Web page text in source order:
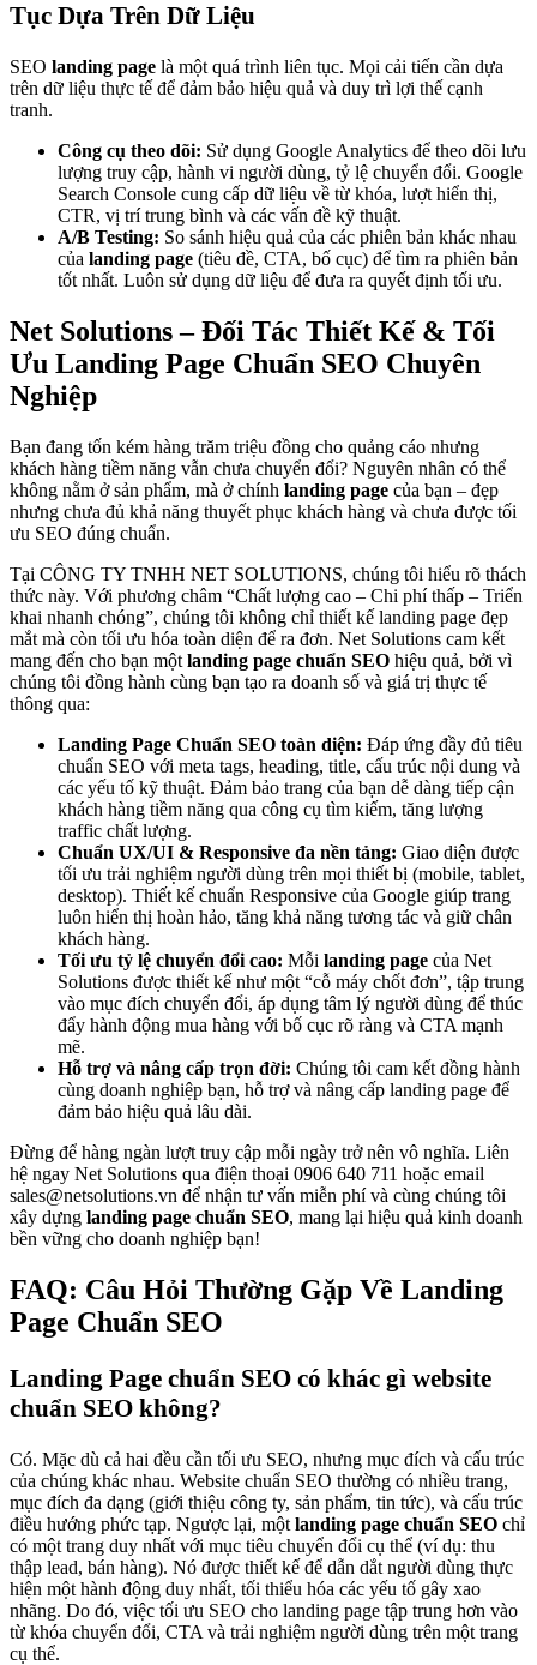
Tục Dựa Trên Dữ Liệu
SEO landing page là một quá trình liên tục. Mọi cải tiến cần dựa
trên dữ liệu thực tế để đảm bảo hiệu quả và duy trì lợi thế cạnh
tranh.
Công cụ theo dõi: Sử dụng Google Analytics để theo dõi lưu
lượng truy cập, hành vi người dùng, tỷ lệ chuyển đổi. Google
Search Console cung cấp dữ liệu về từ khóa, lượt hiển thị,
CTR, vị trí trung bình và các vấn đề kỹ thuật.
A/B Testing: So sánh hiệu quả của các phiên bản khác nhau
của landing page (tiêu đề, CTA, bố cục) để tìm ra phiên bản
tốt nhất. Luôn sử dụng dữ liệu để đưa ra quyết định tối ưu.
Net Solutions – Đối Tác Thiết Kế & Tối
Ưu Landing Page Chuẩn SEO Chuyên
Nghiệp
Bạn đang tốn kém hàng trăm triệu đồng cho quảng cáo nhưng
khách hàng tiềm năng vẫn chưa chuyển đổi? Nguyên nhân có thể
không nằm ở sản phẩm, mà ở chính landing page của bạn – đẹp
nhưng chưa đủ khả năng thuyết phục khách hàng và chưa được tối
ưu SEO đúng chuẩn.
Tại CÔNG TY TNHH NET SOLUTIONS, chúng tôi hiểu rõ thách
thức này. Với phương châm “Chất lượng cao – Chi phí thấp – Triển
khai nhanh chóng”, chúng tôi không chỉ thiết kế landing page đẹp
mắt mà còn tối ưu hóa toàn diện để ra đơn. Net Solutions cam kết
mang đến cho bạn một landing page chuẩn SEO hiệu quả, bởi vì
chúng tôi đồng hành cùng bạn tạo ra doanh số và giá trị thực tế
thông qua:
Landing Page Chuẩn SEO toàn diện: Đáp ứng đầy đủ tiêu
chuẩn SEO với meta tags, heading, title, cấu trúc nội dung và
các yếu tố kỹ thuật. Đảm bảo trang của bạn dễ dàng tiếp cận
khách hàng tiềm năng qua công cụ tìm kiếm, tăng lượng
traffic chất lượng.
Chuẩn UX/UI & Responsive đa nền tảng: Giao diện được
tối ưu trải nghiệm người dùng trên mọi thiết bị (mobile, tablet,
desktop). Thiết kế chuẩn Responsive của Google giúp trang
luôn hiển thị hoàn hảo, tăng khả năng tương tác và giữ chân
khách hàng.
Tối ưu tỷ lệ chuyển đổi cao: Mỗi landing page của Net
Solutions được thiết kế như một “cỗ máy chốt đơn”, tập trung
vào mục đích chuyển đổi, áp dụng tâm lý người dùng để thúc
đẩy hành động mua hàng với bố cục rõ ràng và CTA mạnh
mẽ.
Hỗ trợ và nâng cấp trọn đời: Chúng tôi cam kết đồng hành
cùng doanh nghiệp bạn, hỗ trợ và nâng cấp landing page để
đảm bảo hiệu quả lâu dài.
Đừng để hàng ngàn lượt truy cập mỗi ngày trở nên vô nghĩa. Liên
hệ ngay Net Solutions qua điện thoại 0906 640 711 hoặc email
sales@netsolutions.vn để nhận tư vấn miễn phí và cùng chúng tôi
xây dựng landing page chuẩn SEO, mang lại hiệu quả kinh doanh
bền vững cho doanh nghiệp bạn!
FAQ: Câu Hỏi Thường Gặp Về Landing
Page Chuẩn SEO
Landing Page chuẩn SEO có khác gì website
chuẩn SEO không?
Có. Mặc dù cả hai đều cần tối ưu SEO, nhưng mục đích và cấu trúc
của chúng khác nhau. Website chuẩn SEO thường có nhiều trang,
mục đích đa dạng (giới thiệu công ty, sản phẩm, tin tức), và cấu trúc
điều hướng phức tạp. Ngược lại, một landing page chuẩn SEO chỉ
có một trang duy nhất với mục tiêu chuyển đổi cụ thể (ví dụ: thu
thập lead, bán hàng). Nó được thiết kế để dẫn dắt người dùng thực
hiện một hành động duy nhất, tối thiểu hóa các yếu tố gây xao
nhãng. Do đó, việc tối ưu SEO cho landing page tập trung hơn vào
từ khóa chuyển đổi, CTA và trải nghiệm người dùng trên một trang
cụ thể.